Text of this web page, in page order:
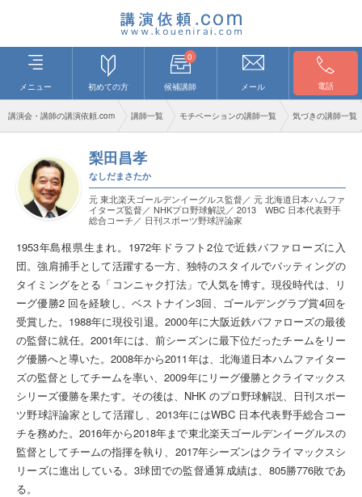
メニュー 初めての方
0
候補講師 メール 電話
講演会・講師の講演依頼.com 講師一覧 モチベーションの講師一覧 気づきの講師一覧
梨田昌孝
なしだまさたか
元 東北楽天ゴールデンイーグルス監督／ 元 北海道日本ハムファ
イターズ監督／ NHKプロ野球解説／ 2013 WBC 日本代表野手
総合コーチ／ 日刊スポーツ野球評論家
1953年島根県生まれ。1972年ドラフト2位で近鉄バファローズに入
団。強肩捕手として活躍する一方、独特のスタイルでバッティングの
タイミングをとる「コンニャク打法」で人気を博す。現役時代は、リ
ーグ優勝2 回を経験し、ベストナイン3回、ゴールデングラブ賞4回を
受賞した。1988年に現役引退。2000年に大阪近鉄バファローズの最後
の監督に就任。2001年には、前シーズンに最下位だったチームをリー
グ優勝へと導いた。2008年から2011年は、北海道日本ハムファイター
ズの監督としてチームを率い、2009年にリーグ優勝とクライマックス
シリーズ優勝を果たす。その後は、NHK のプロ野球解説、日刊スポー
ツ野球評論家として活躍し、2013年にはWBC 日本代表野手総合コー
チを務めた。2016年から2018年まで東北楽天ゴールデンイーグルスの
監督としてチームの指揮を執り、2017年シーズンはクライマックスシ
リーズに進出している。3球団での監督通算成績は、805勝776敗であ
る。